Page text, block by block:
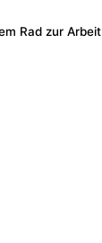
Rad zur Arbeit